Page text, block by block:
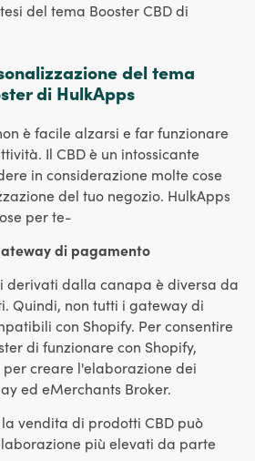
del tema Booster CBD di
del tema
di HulkApps
è facile alzarsi e far funzionare
Il CBD è un intossicante
in considerazione molte cose
del tuo negozio. HulkApps
per te-
di pagamento
derivati dalla canapa è diversa da
Quindi, non tutti i gateway di
con Shopify. Per consentire
di funzionare con Shopify,
creare l'elaborazione dei
ed eMerchants Broker.
vendita di prodotti CBD può
più elevati da parte